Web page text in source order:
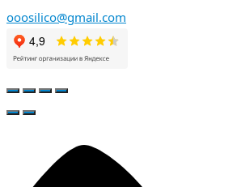
ooosilico@gmail.com